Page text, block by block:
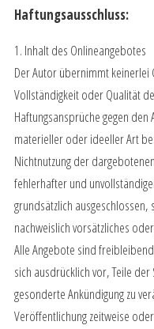
Haftungsausschluss:
1. Inhalt des Onlineangebotes
Der Autor übernimmt
Vollständigkeit oder Qualität
Haftungsansprüche gegen
materieller oder ideeller Art
Nichtnutzung der
fehlerhafter und
grundsätzlich
nachweislich vorsätzliches
Alle Angebote sind
sich ausdrücklich vor, Teile
gesonderte Ankündigung zu
Veröffentlichung zeitweise